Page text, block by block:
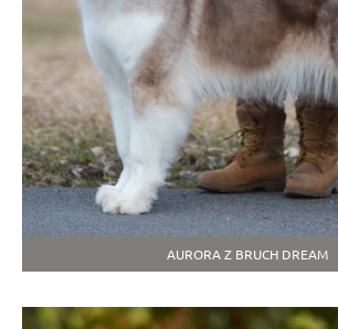
AURORA Z BRUCH DREAM